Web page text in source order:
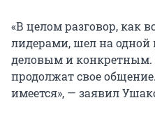
«В целом разговор, как
лидерами, шел на
деловым и конкретным.
продолжат свое
имеется», — заявил